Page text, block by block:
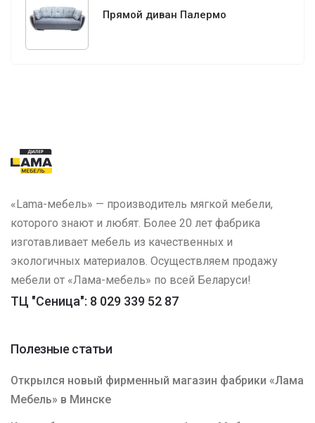
Прямой диван Палермо
«Lama-мебель» — производитель мягкой мебели,
которого знают и любят. Более 20 лет фабрика
изготавливает мебель из качественных и
экологичных материалов. Осуществляем продажу
мебели от «Лама-мебель» по всей Беларуси!
ТЦ "Сеница": 8 029 339 52 87
Полезные статьи
Открылся новый фирменный магазин фабрики «Лама
Мебель» в Минске